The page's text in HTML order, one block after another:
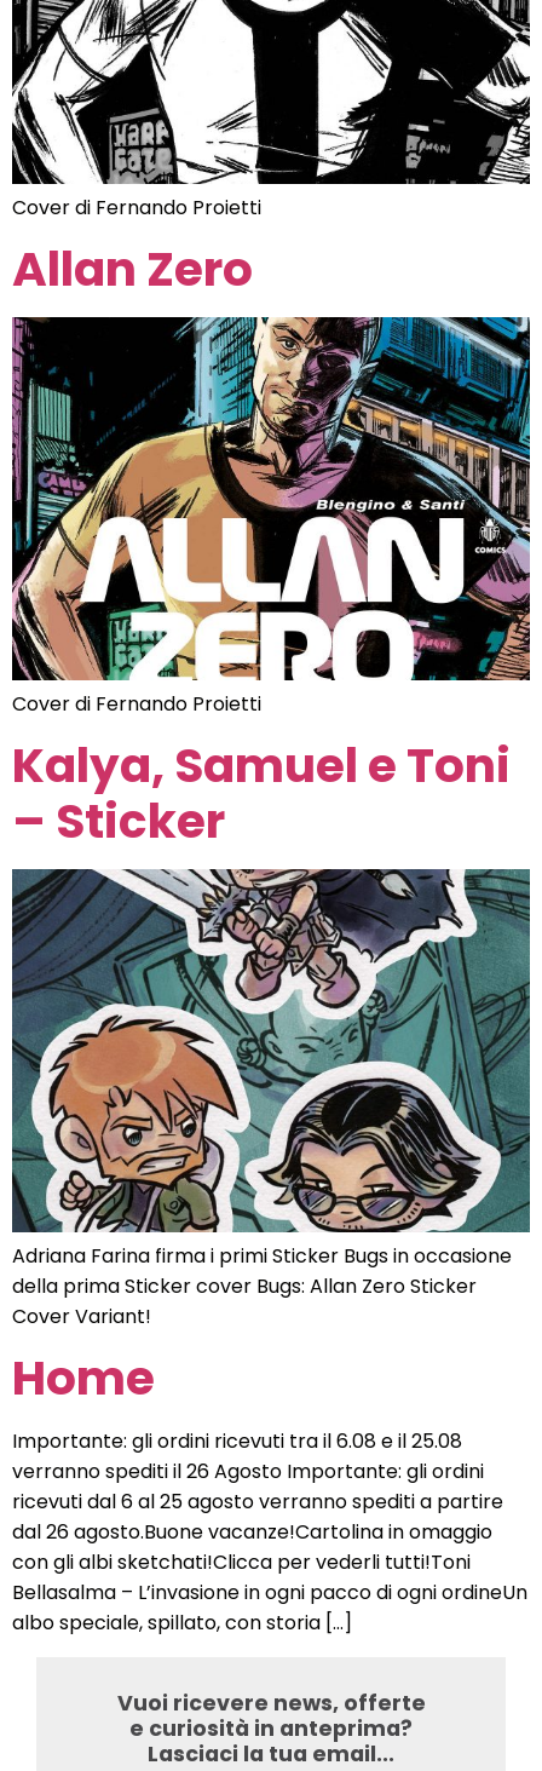
Cover di Fernando Proietti
Allan Zero
Cover di Fernando Proietti
Kalya, Samuel e Toni
– Sticker
Adriana Farina firma i primi Sticker Bugs in occasione
della prima Sticker cover Bugs: Allan Zero Sticker
Cover Variant!
Home
Importante: gli ordini ricevuti tra il 6.08 e il 25.08
verranno spediti il 26 Agosto Importante: gli ordini
ricevuti dal 6 al 25 agosto verranno spediti a partire
dal 26 agosto.Buone vacanze!Cartolina in omaggio
con gli albi sketchati!Clicca per vederli tutti!Toni
Bellasalma – L’invasione in ogni pacco di ogni ordineUn
albo speciale, spillato, con storia […]
Vuoi ricevere news, offerte
e curiosità in anteprima?
Lasciaci la tua email...​